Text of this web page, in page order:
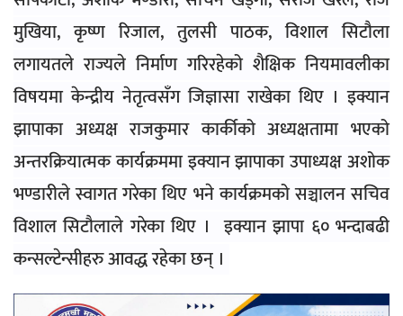
मुखिया, कृष्ण रिजाल, तुलसी पाठक, विशाल सिटौला
लगायतले राज्यले निर्माण गरिरहेको शैक्षिक नियमावलीका
विषयमा केन्द्रीय नेतृत्वसँग जिज्ञासा राखेका थिए । इक्यान
झापाका अध्यक्ष राजकुमार कार्कीको अध्यक्षतामा भएको
अन्तरक्रियात्मक कार्यक्रममा इक्यान झापाका उपाध्यक्ष अशोक
भण्डारीले स्वागत गरेका थिए भने कार्यक्रमको सञ्चालन सचिव
विशाल सिटौलाले गरेका थिए । इक्यान झापा ६० भन्दाबढी
कन्सल्टेन्सीहरु आवद्ध रहेका छन् ।